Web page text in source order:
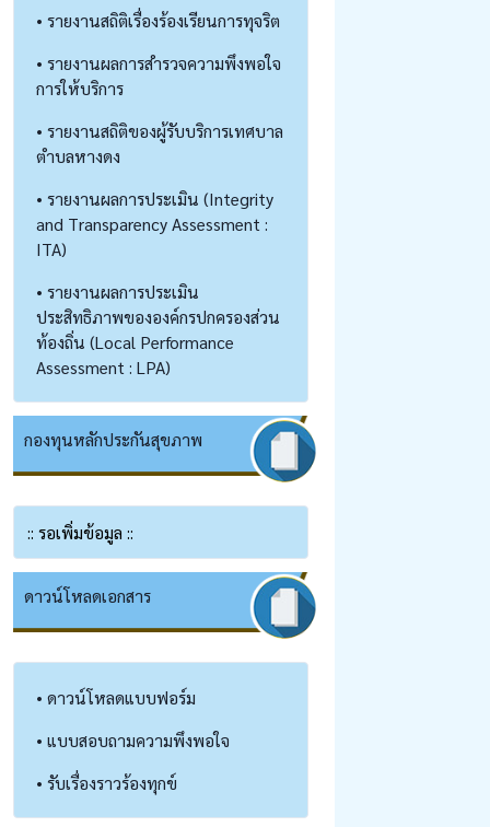
• รายงานสถิติเรื่องร้องเรียนการทุจริต
• รายงานผลการสำรวจความพึงพอใจ
การให้บริการ
• รายงานสถิติของผู้รับบริการเทศบาล
ตำบลหางดง
• รายงานผลการประเมิน (Integrity
and Transparency Assessment :
ITA)
• รายงานผลการประเมิน
ประสิทธิภาพขององค์กรปกครองส่วน
ท้องถิ่น (Local Performance
Assessment : LPA)
กองทุนหลักประกันสุขภาพ
:: รอเพิ่มข้อมูล ::
ดาวน์โหลดเอกสาร
• ดาวน์โหลดแบบฟอร์ม
• แบบสอบถามความพึงพอใจ
• รับเรื่องราวร้องทุกข์